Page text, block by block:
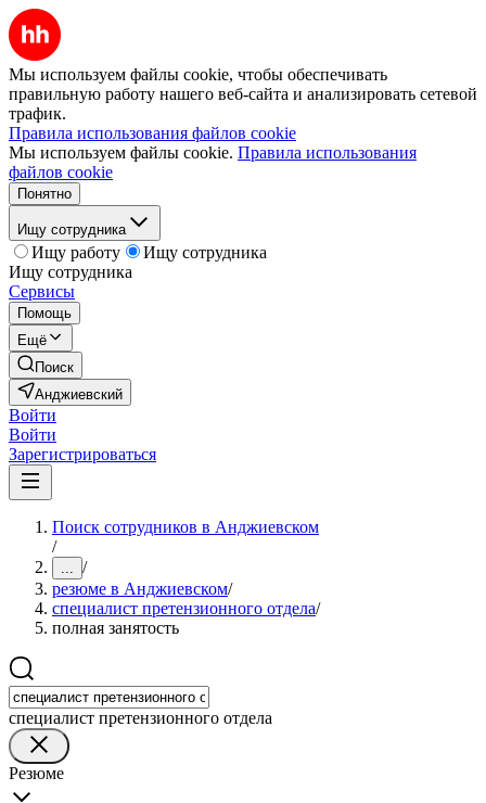
Мы используем файлы cookie, чтобы обеспечивать
правильную работу нашего веб-сайта и анализировать сетевой
трафик.
Правила использования файлов cookie
Мы используем файлы cookie. Правила использования
файлов cookie
Понятно
Ищу сотрудника
Ищу работу
Ищу сотрудника
Ищу сотрудника
Сервисы
Помощь
Ещё
Поиск
Анджиевский
Войти
Войти
Зарегистрироваться
Поиск сотрудников в Анджиевском
/
... /
резюме в Анджиевском/
специалист претензионного отдела/
полная занятость
специалист претензионного отдела
Резюме